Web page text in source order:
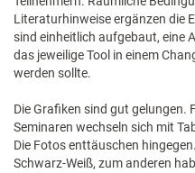
Literaturhinweise ergänzen die
sind einheitlich aufgebaut, eine
das jeweilige Tool in einem
werden sollte.
Die Grafiken sind gut gelungen.
Seminaren wechseln sich mit
Die Fotos enttäuschen
Schwarz-Weiß, zum anderen